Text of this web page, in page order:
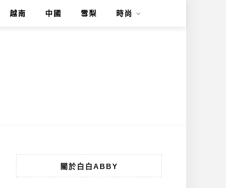
越南 中國 雪梨 時尚
關於白白ABBY